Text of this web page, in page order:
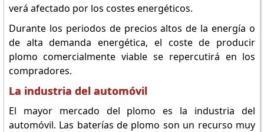
verá afectado por los costes energéticos.
Durante los periodos de precios altos de la energía o
de alta demanda energética, el coste de producir
plomo comercialmente viable se repercutirá en los
compradores.
La industria del automóvil
El mayor mercado del plomo es la industria del
automóvil. Las baterías de plomo son un recurso muy